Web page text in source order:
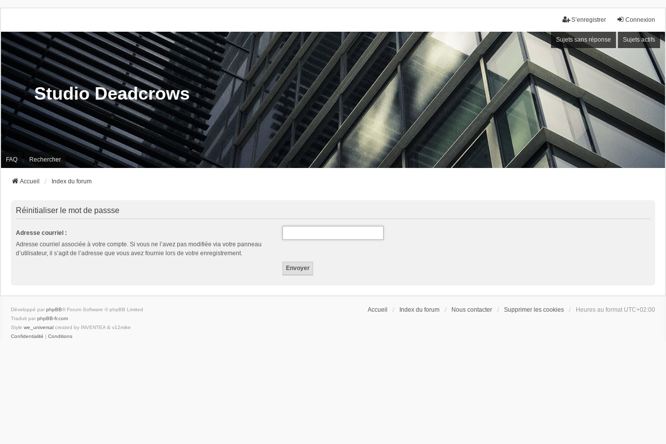
Connexion
S’enregistrer
Sujets sans réponse Sujets actifs
Studio Deadcrows
FAQ Rechercher
Accueil Index du forum
Réinitialiser le mot de passse
Adresse courriel :
Adresse courriel associée à votre compte. Si vous ne l’avez pas modifiée via votre panneau
d’utilisateur, il s’agit de l’adresse que vous avez fournie lors de votre enregistrement.
Accueil Index du forum Nous contacter Supprimer les cookies Heures au format UTC+02:00
Développé par phpBB® Forum Software © phpBB Limited
Traduit par phpBB-fr.com
Style we_universal created by INVENTEA & v12mike
Confidentialité | Conditions